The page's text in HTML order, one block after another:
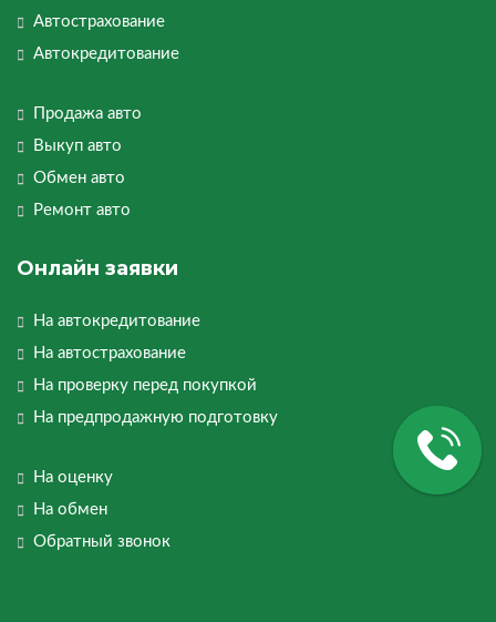
Автострахование
Автокредитование
Продажа авто
Выкуп авто
Обмен авто
Ремонт авто
Онлайн заявки
На автокредитование
На автострахование
На проверку перед покупкой
На предпродажную подготовку
На оценку
На обмен
Обратный звонок